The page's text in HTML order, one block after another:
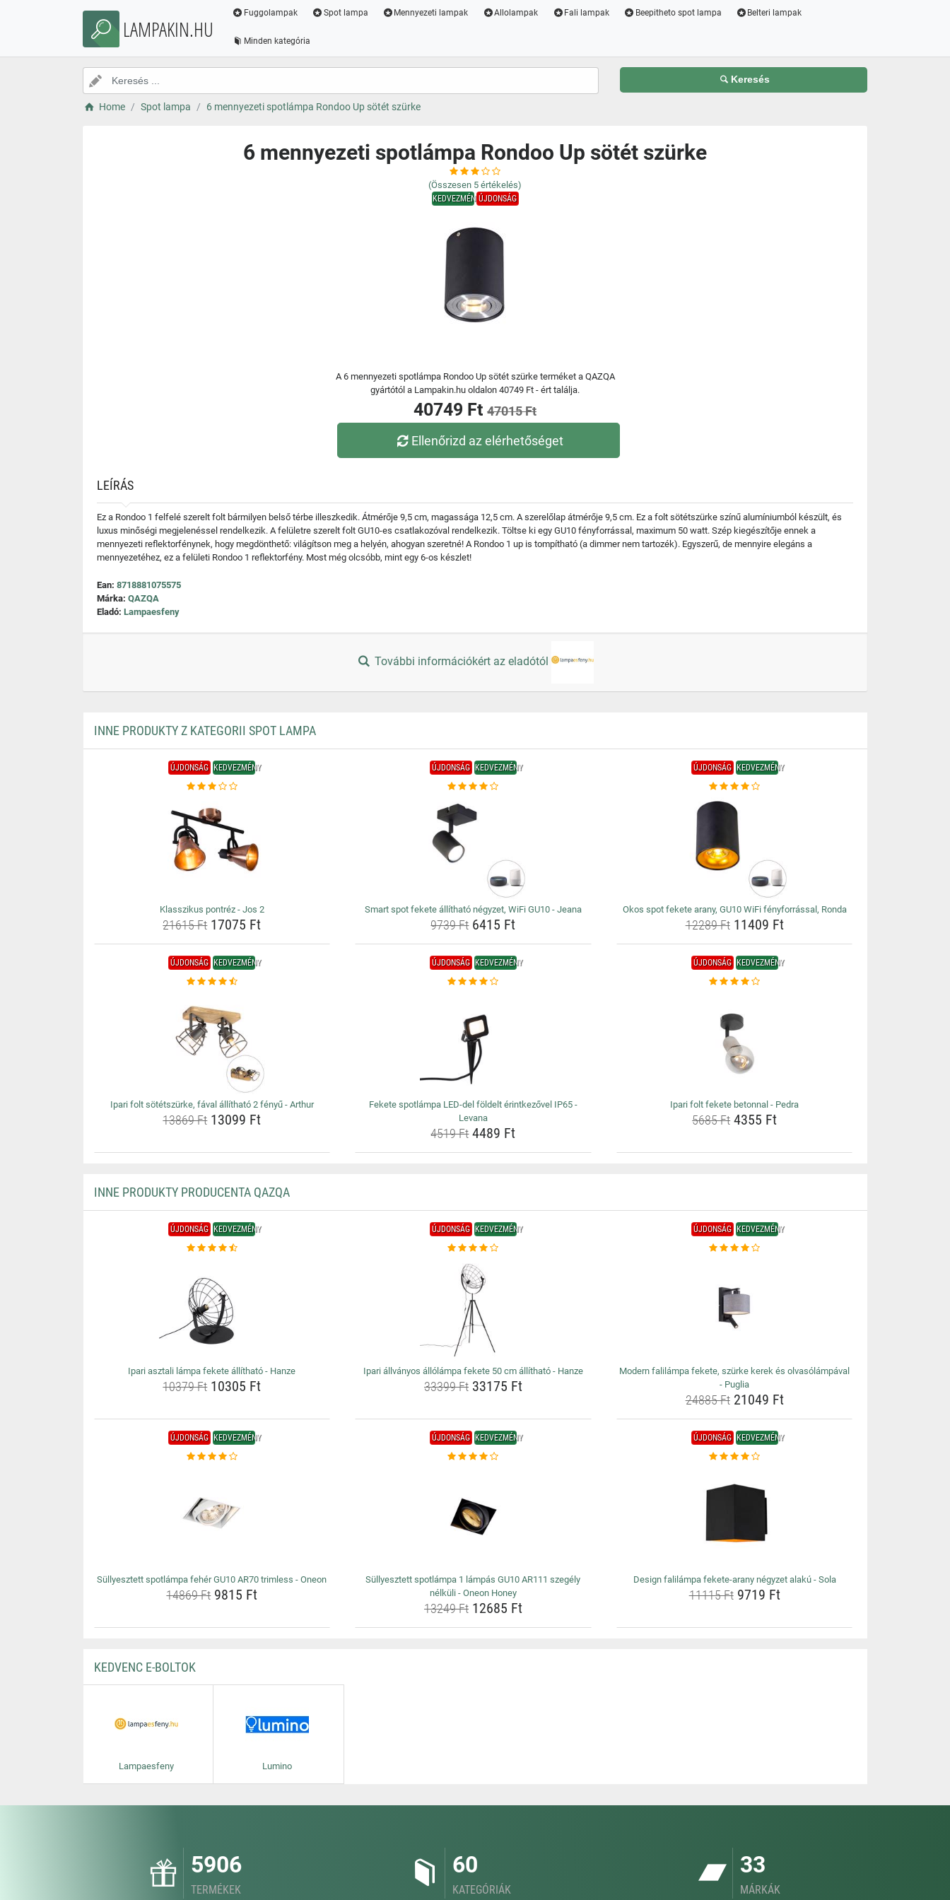
LAMPAKIN.HU
Fuggolampak Spot lampa Mennyezeti lampak Allolampak Fali lampak Beepitheto spot lampa Belteri lampak
Minden kategória
Keresés
Home Spot lampa 6 mennyezeti spotlámpa Rondoo Up sötét szürke
6 mennyezeti spotlámpa Rondoo Up sötét szürke
(Összesen 5 értékelés)
KEDVEZMÉNYÚJDONSÁG
A 6 mennyezeti spotlámpa Rondoo Up sötét szürke terméket a QAZQA
gyártótól a Lampakin.hu oldalon 40749 Ft - ért találja.
40749 Ft 47015 Ft
Ellenőrizd az elérhetőséget
LEÍRÁS
Ez a Rondoo 1 felfelé szerelt folt bármilyen belső térbe illeszkedik. Átmérője 9,5 cm, magassága 12,5 cm. A szerelőlap átmérője 9,5 cm. Ez a folt sötétszürke színű alumíniumból készült, és
luxus minőségi megjelenéssel rendelkezik. A felületre szerelt folt GU10-es csatlakozóval rendelkezik. Töltse ki egy GU10 fényforrással, maximum 50 watt. Szép kiegészítője ennek a
mennyezeti reflektorfénynek, hogy megdönthető: világítson meg a helyén, ahogyan szeretné! A Rondoo 1 up is tompítható (a dimmer nem tartozék). Egyszerű, de mennyire elegáns a
mennyezetéhez, ez a felületi Rondoo 1 reflektorfény. Most még olcsóbb, mint egy 6-os készlet!
Ean: 8718881075575
Márka: QAZQA
Eladó: Lampaesfeny
További információkért az eladótól
INNE PRODUKTY Z KATEGORII SPOT LAMPA
ÚJDONSÁG KEDVEZMÉNY
Klasszikus pontréz - Jos 2
21615 Ft17075 Ft
ÚJDONSÁG KEDVEZMÉNY
Smart spot fekete állítható négyzet, WiFi GU10 - Jeana
9739 Ft6415 Ft
ÚJDONSÁG KEDVEZMÉNY
Okos spot fekete arany, GU10 WiFi fényforrással, Ronda
12289 Ft11409 Ft
ÚJDONSÁG KEDVEZMÉNY
Ipari folt sötétszürke, fával állítható 2 fényű - Arthur
13869 Ft13099 Ft
ÚJDONSÁG KEDVEZMÉNY
Fekete spotlámpa LED-del földelt érintkezővel IP65 -
Levana
4519 Ft4489 Ft
ÚJDONSÁG KEDVEZMÉNY
Ipari folt fekete betonnal - Pedra
5685 Ft 4355 Ft
INNE PRODUKTY PRODUCENTA QAZQA
ÚJDONSÁG KEDVEZMÉNY
Ipari asztali lámpa fekete állítható - Hanze
10379 Ft10305 Ft
ÚJDONSÁG KEDVEZMÉNY
Ipari állványos állólámpa fekete 50 cm állítható - Hanze
33399 Ft33175 Ft
ÚJDONSÁG KEDVEZMÉNY
Modern falilámpa fekete, szürke kerek és olvasólámpával
- Puglia
24885 Ft21049 Ft
ÚJDONSÁG KEDVEZMÉNY
Süllyesztett spotlámpa fehér GU10 AR70 trimless - Oneon
14869 Ft9815 Ft
ÚJDONSÁG KEDVEZMÉNY
Süllyesztett spotlámpa 1 lámpás GU10 AR111 szegély
nélküli - Oneon Honey
13249 Ft12685 Ft
ÚJDONSÁG KEDVEZMÉNY
Design falilámpa fekete-arany négyzet alakú - Sola
11115 Ft9719 Ft
KEDVENC E-BOLTOK
Lampaesfeny Lumino
5906
TERMÉKEK
60
KATEGÓRIÁK
33
MÁRKÁK